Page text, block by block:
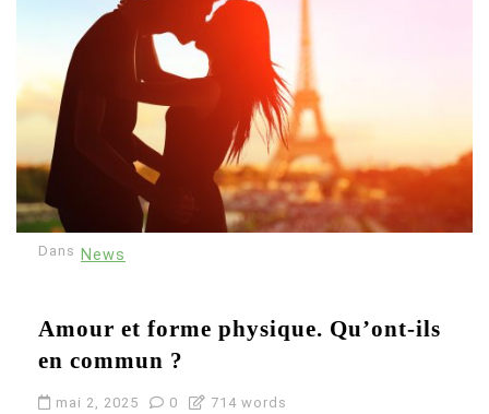
Dans News
Amour et forme physique. Qu’ont-ils
en commun ?
mai 2, 2025 0 714 words